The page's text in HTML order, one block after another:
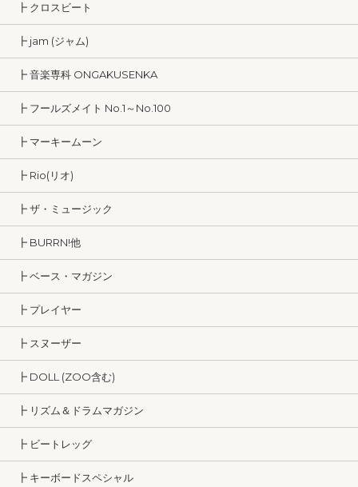
┣ クロスビート
┣ jam (ジャム)
┣ 音楽専科 ONGAKUSENKA
┣ フールズメイト No.1～No.100
┣ マーキームーン
┣ Rio(リオ)
┣ ザ・ミュージック
┣ BURRN!他
┣ ベース・マガジン
┣ プレイヤー
┣ スヌーザー
┣ DOLL (ZOO含む)
┣ リズム＆ドラムマガジン
┣ ビートレッグ
┣ キーボードスペシャル